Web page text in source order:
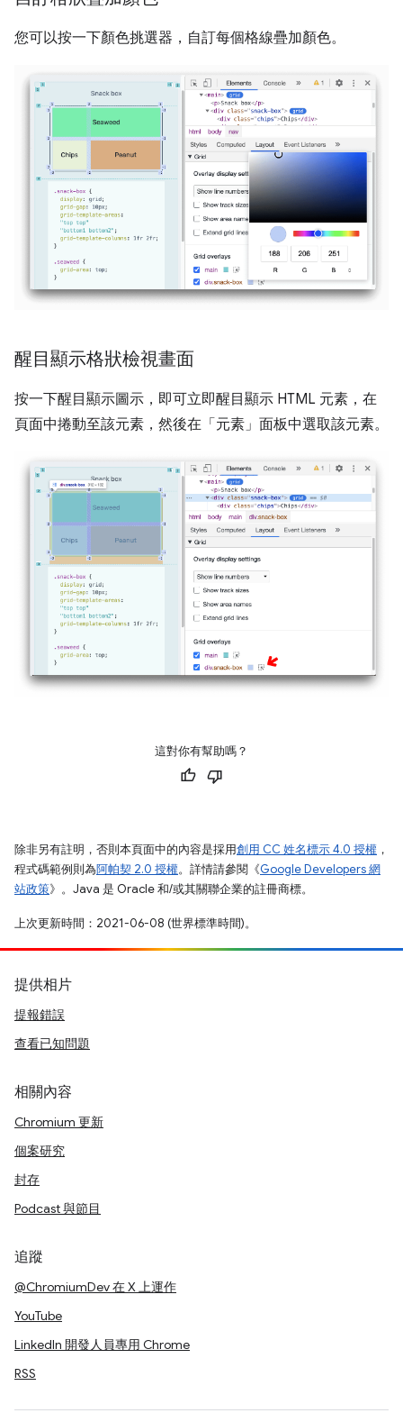
您可以按一下顏色挑選器，自訂每個格線疊加顏色。
醒目顯示格狀檢視畫面
按一下醒目顯示圖示，即可立即醒目顯示 HTML 元素，在
頁面中捲動至該元素，然後在「元素」面板中選取該元素。
這對你有幫助嗎？
除非另有註明，否則本頁面中的內容是採用創用 CC 姓名標示 4.0 授權 ，
程式碼範例則為阿帕契 2.0 授權。詳情請參閱《Google Developers 網
站政策》。Java 是 Oracle 和/或其關聯企業的註冊商標。
上次更新時間：2021-06-08 (世界標準時間)。
提供相片
提報錯誤
查看已知問題
相關內容
Chromium 更新
個案研究
封存
Podcast 與節目
追蹤
@ChromiumDev 在 X 上運作
YouTube
LinkedIn 開發人員專用 Chrome
RSS